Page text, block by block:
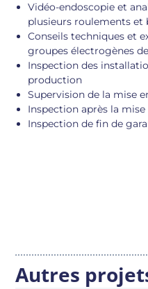
Vidéo-endoscopie et
plusieurs roulements et
Conseils techniques et
groupes électrogènes
Inspection des
production
Supervision de la mise
Inspection après la
Inspection de fin de
Autres